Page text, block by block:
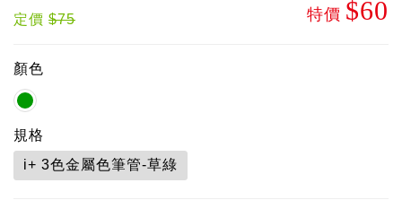
定價 $75 特價 $60
顏色
規格
i+ 3色金屬色筆管-草綠